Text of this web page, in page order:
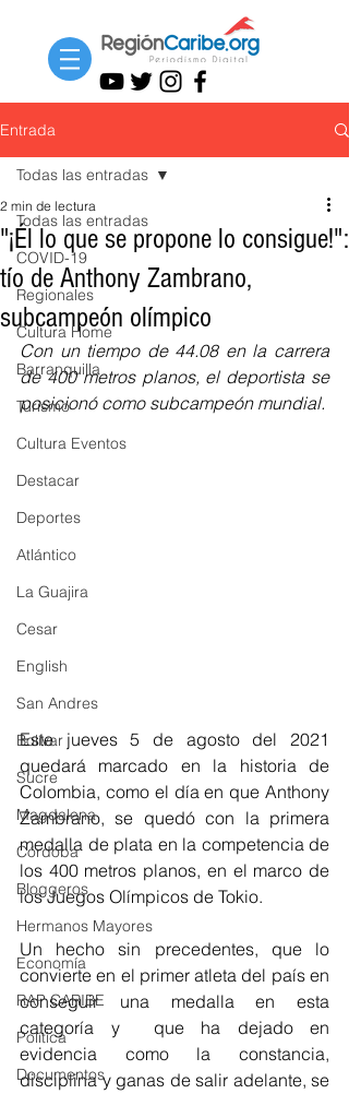
Entrada
Todas las entradas
COVID-19
Regionales
Cultura Home
Barranquilla
Turismo
Cultura Eventos
Destacar
Deportes
Atlántico
La Guajira
Cesar
English
San Andres
Bolívar
Sucre
Magdalena
Córdoba
Bloggeros
Hermanos Mayores
Economía
RAP CARIBE
Política
Documentos
Todas las entradas
"¡Él lo que se propone lo consigue!":
tío de Anthony Zambrano,
subcampeón olímpico
2 min de lectura
Con un tiempo de 44.08 en la carrera
de 400 metros planos, el deportista se
posicionó como subcampeón mundial.
Este jueves 5 de agosto del 2021
quedará marcado en la historia de
Colombia, como el día en que Anthony
Zambrano, se quedó con la primera
medalla de plata en la competencia de
los 400 metros planos, en el marco de
los Juegos Olímpicos de Tokio.
Un hecho sin precedentes, que lo
convierte en el primer atleta del país en
conseguir una medalla en esta
categoría y  que ha dejado en
evidencia como la constancia,
disciplina y ganas de salir adelante, se